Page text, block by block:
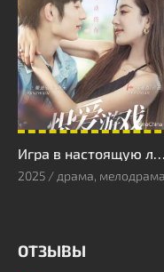
Игра в настоящую любовь
2025 / драма, мелодрама
ОТЗЫВЫ